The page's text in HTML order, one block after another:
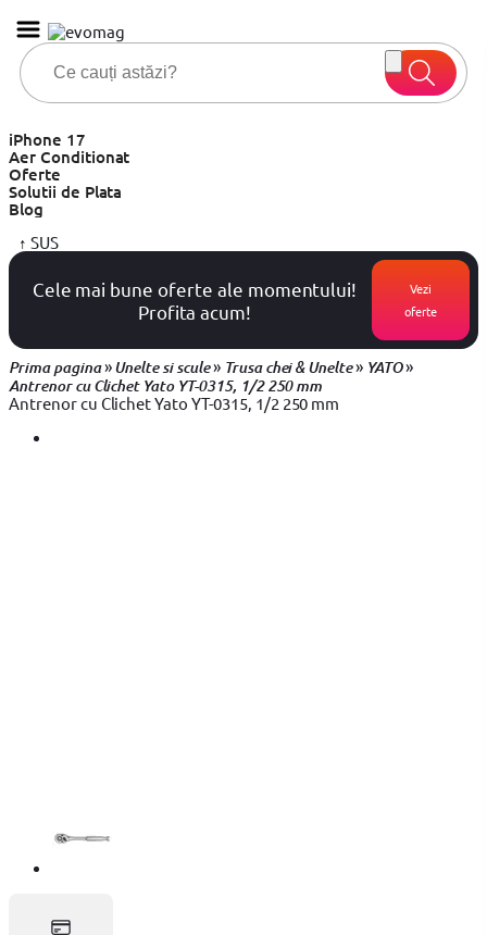
iPhone 17
Aer Conditionat
Oferte
Solutii de Plata
Blog
↑ SUS
Cele mai bune oferte ale momentului!
Profita acum!
Vezi
oferte
Prima pagina»Unelte si scule» Trusa chei & Unelte» YATO»
Antrenor cu Clichet Yato YT-0315, 1/2 250 mm
Antrenor cu Clichet Yato YT-0315, 1/2 250 mm